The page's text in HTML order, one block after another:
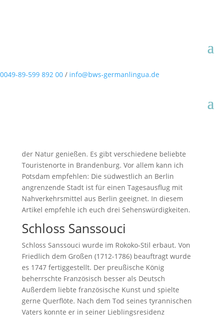
0049-89-599 892 00 / info@bws-germanlingua.de
der Natur genießen. Es gibt verschiedene beliebte
Touristenorte in Brandenburg. Vor allem kann ich
Potsdam empfehlen: Die südwestlich an Berlin
angrenzende Stadt ist für einen Tagesausflug mit
Nahverkehrsmittel aus Berlin geeignet. In diesem
Artikel empfehle ich euch drei Sehenswürdigkeiten.
Schloss Sanssouci
Schloss Sanssouci wurde im Rokoko-Stil erbaut. Von
Friedlich dem Großen (1712-1786) beauftragt wurde
es 1747 fertiggestellt. Der preußische König
beherrschte Französisch besser als Deutsch
Außerdem liebte französische Kunst und spielte
gerne Querflöte. Nach dem Tod seines tyrannischen
Vaters konnte er in seiner Lieblingsresidenz